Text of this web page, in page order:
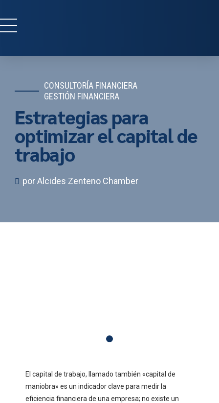
CONSULTORÍA FINANCIERA
GESTIÓN FINANCIERA
Estrategias para
optimizar el capital de
trabajo
por Alcides Zenteno Chamber
El capital de trabajo, llamado también «capital de
maniobra» es un indicador clave para medir la
eficiencia financiera de una empresa; no existe un